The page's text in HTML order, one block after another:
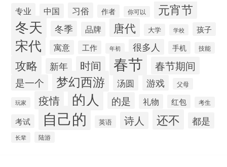
专业 中国 习俗 作者 你可以 元宵节
冬天 冬季 品牌 唐代 大学 学校 孩子
宋代 寓意 工作 年初 很多人 手机 技能
攻略 新年 时间 春节 春节期间
是一个 梦幻西游 汤圆 游戏 父母
玩家 疫情 的人 的是 礼物 红包 考生
考试 自己的 英语 诗人 还不 都是
长辈 陆游